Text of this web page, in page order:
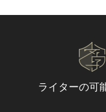
ライターの可